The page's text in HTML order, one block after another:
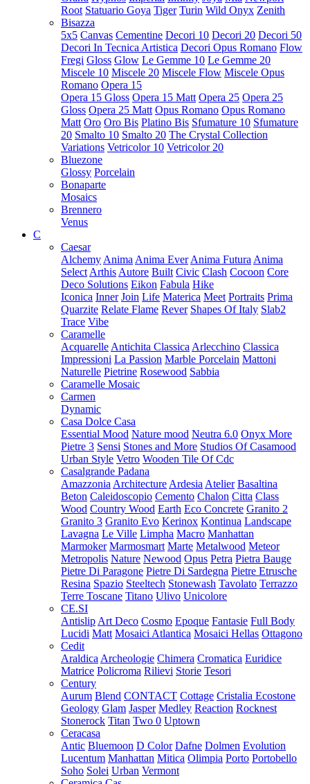
Root Statuario Goya Tiger Turin Wild Onyx Zenith
Bisazza
5x5 Canvas Cementine Decori 10 Decori 20 Decori 50
Decori In Tecnica Artistica Decori Opus Romano Flow
Fregi Gloss Glow Le Gemme 10 Le Gemme 20
Miscele 10 Miscele 20 Miscele Flow Miscele Opus
Romano Opera 15
Opera 15 Gloss Opera 15 Matt Opera 25 Opera 25
Gloss Opera 25 Matt Opus Romano Opus Romano
Matt Oro Oro Bis Platino Bis Sfumature 10 Sfumature
20 Smalto 10 Smalto 20 The Crystal Collection
Variations Vetricolor 10 Vetricolor 20
Bluezone
Glossy Porcelain
Bonaparte
Mosaics
Brennero
Venus
C
Caesar
Alchemy Anima Anima Ever Anima Futura Anima
Select Arthis Autore Built Civic Clash Cocoon Core
Deco Solutions Eikon Fabula Hike
Iconica Inner Join Life Materica Meet Portraits Prima
Quarzite Relate Flame Rever Shapes Of Italy Slab2
Trace Vibe
Caramelle
Acquarelle Antichita Classica Arlecchino Classica
Impressioni La Passion Marble Porcelain Mattoni
Naturelle Pietrine Rosewood Sabbia
Caramelle Mosaic
Carmen
Dynamic
Casa Dolce Casa
Essential Mood Nature mood Neutra 6.0 Onyx More
Pietre 3 Sensi Stones and More Studios Of Casamood
Urban Style Vetro Wooden Tile Of Cdc
Casalgrande Padana
Amazzonia Architecture Ardesia Atelier Basaltina
Beton Caleidoscopio Cemento Chalon Citta Class
Wood Country Wood Earth Eco Concrete Granito 2
Granito 3 Granito Evo Kerinox Kontinua Landscape
Lavagna Le Ville Limpha Macro Manhattan
Marmoker Marmosmart Marte Metalwood Meteor
Metropolis Nature Newood Opus Petra Pietra Bauge
Pietre Di Paragone Pietre Di Sardegna Pietre Etrusche
Resina Spazio Steeltech Stonewash Tavolato Terrazzo
Terre Toscane Titano Ulivo Unicolore
CE.SI
Antislip Art Deco Cosmo Epoque Fantasie Full Body
Lucidi Matt Mosaici Atlantica Mosaici Hellas Ottagono
Cedit
Araldica Archeologie Chimera Cromatica Euridice
Matrice Policroma Rilievi Storie Tesori
Century
Aurum Blend CONTACT Cottage Cristalia Ecostone
Geology Glam Jasper Medley Reaction Rocknest
Stonerock Titan Two 0 Uptown
Ceracasa
Antic Bluemoon D Color Dafne Dolmen Evolution
Lucentum Manhattan Mitica Olimpia Porto Portobello
Soho Solei Urban Vermont